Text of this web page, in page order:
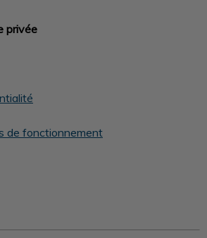
privée
de fonctionnement